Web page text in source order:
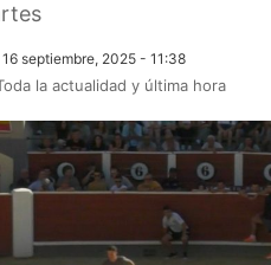
16 septiembre, 2025 - 11:38
la actualidad y última hora